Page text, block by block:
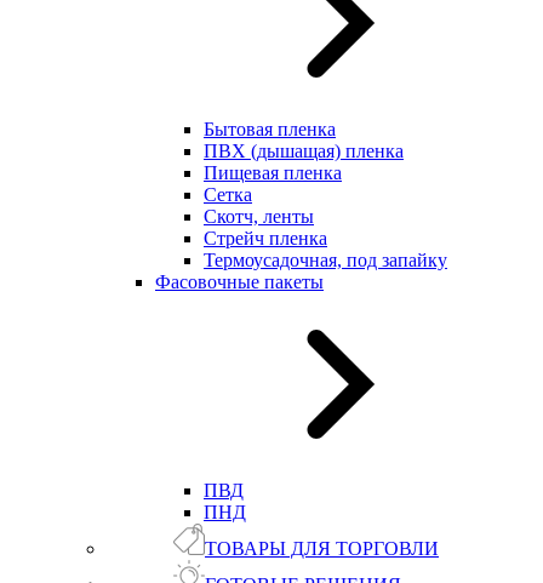
Бытовая пленка
ПВХ (дышащая) пленка
Пищевая пленка
Сетка
Скотч, ленты
Стрейч пленка
Термоусадочная, под запайку
Фасовочные пакеты
ПВД
ПНД
ТОВАРЫ ДЛЯ ТОРГОВЛИ